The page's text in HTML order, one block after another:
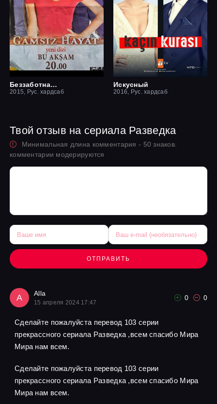
Беззаботная жизнь
2015, Рус. хардсаб
Искусный
2016, Рус. хардсаб
Твой отзыв на сериала Разведка
Минимальная длина комментария - 50 знаков.
комментарии модерируются
ОТПРАВИТЬ
A Alla
15 апреля 2024 17:47
0 0
Сделайте пожалуйста перевод 103 серии
прекрассного сериала Разведка ,всем спасибо Мира
Мира нам всем.
Сделайте пожалуйста перевод 103 серии
прекрассного сериала Разведка ,всем спасибо Мира
Мира нам всем.